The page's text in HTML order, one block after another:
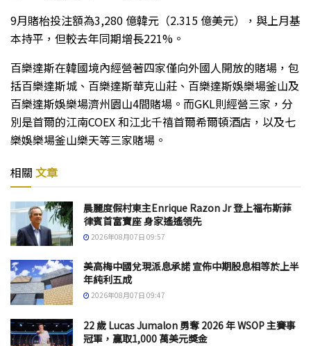
9月賭枱投注額為3,280 億韓元（2.315 億美元），與上月基
本持平，但較去年同期增長221%。
百樂達斯在韓國境內經營著四家僅向外國人開放的賭場，包
括百樂達斯城、百樂達斯華克山莊、百樂達斯娛樂場釜山及
百樂達斯娛樂場濟州園山4間賭場。而GKL則經營三家，分
別是首爾的江南COEX 和江北千禧首爾希爾頓酒店，以及七
樂娛樂場釜山樂天等三家賭場。
相關 文章
晨麗度假村東主Enrique Razon Jr 登上福布斯菲
律賓首富寶座 身家遙遙領先
2026年08月07日 09:57
美高梅中國兌現派息承諾 宣佈中期股息相等於上半
年純利五成
2026年08月07日 09:47
22 歲 Lucas Jumalon 勇奪 2026 年 WSOP 主賽事
冠軍，贏取1,000 萬美元獎金